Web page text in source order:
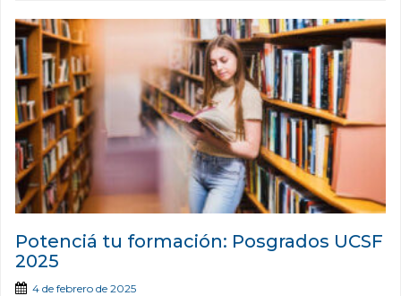
Potenciá tu formación: Posgrados UCSF
2025
4 de febrero de 2025